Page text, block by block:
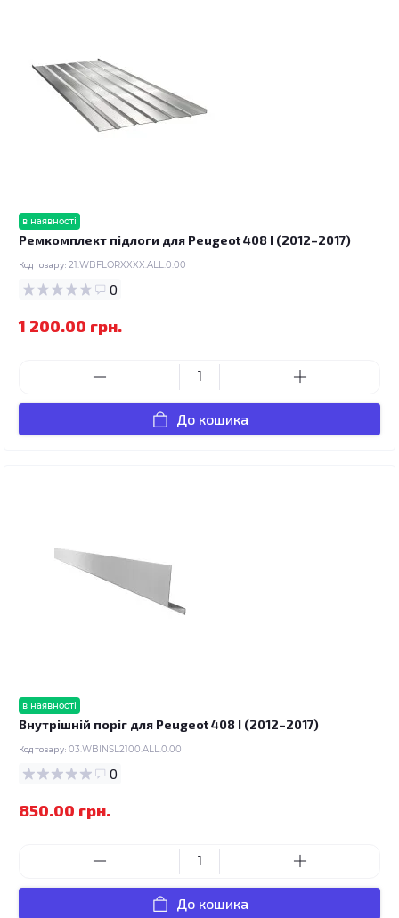
в наявності
Ремкомплект підлоги для Peugeot 408 I (2012–2017)
Код товару: 21.WBFLORXXXX.ALL.0.00
0
1 200.00 грн.
До кошика
в наявності
Внутрішній поріг для Peugeot 408 I (2012–2017)
Код товару: 03.WBINSL2100.ALL.0.00
0
850.00 грн.
До кошика